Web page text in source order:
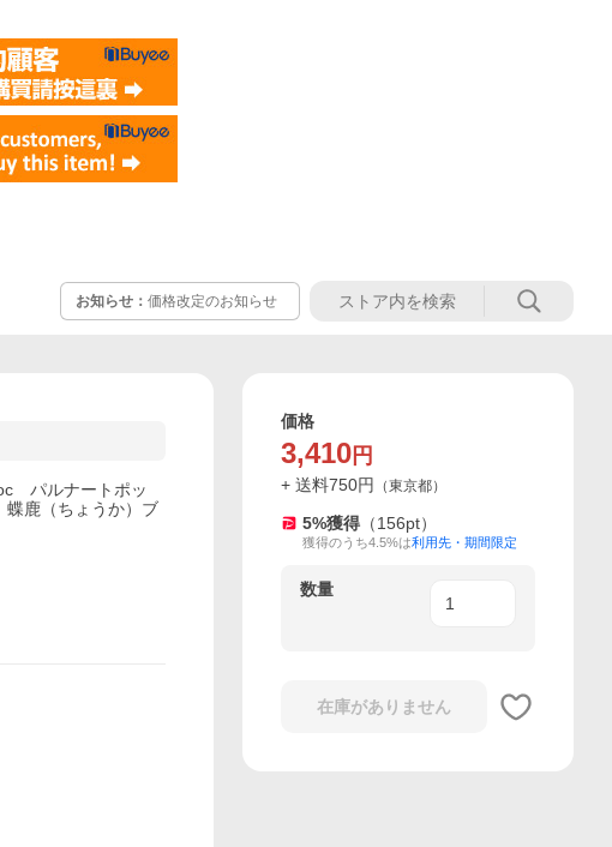
お知らせ： 価格改定のお知らせ
パルナートポッ
鹿（ちょうか）ブ
価格
3,410 円
+ 送料750円 （東京都）
5%獲得 （156pt）
獲得のうち4.5%は利用先・期間限定
数量
在庫がありません